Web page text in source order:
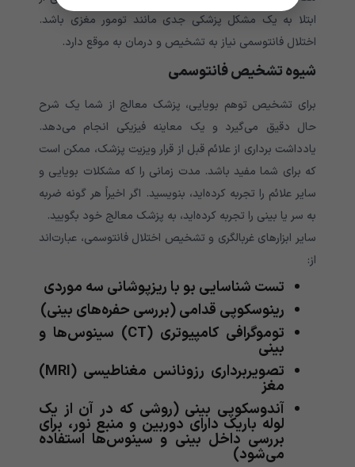
ابتلا به یک مشکل پزشکی جدی مانند تومور مغزی باشد.
اختلال فانتوسمی نیاز به تشخیص و درمان به موقع دارد.
شیوه تشخیص فانتوسمی
برای تشخیص توهم بویایی، پزشک معالج از شما یک شرح
حال دقیق می‌گیرد و یک معاینه فیزیکی انجام می‌دهد.
یادداشت برداری از علائم قبل از قرار ویزیت پزشک، ممکن است
که برای شما مفید باشد. مدت زمانی را که مشکلات بویایی و
سایر علائم را تجربه کرده‌اید، بنویسید. اگر اخیراً هر گونه ضربه
به سر یا بینی را تجربه کرده‌اید، به پزشک معالج خود بگویید.
سایر ابزارهای غربالگری و تشخیص اختلال فانتوسمی، عبارت‌اند
از:
تست شناسایی بو با ریزپوشانی سه موردی
رینوسکوپی قدامی (بررسی حفره‌های بینی)
توموگرافی کامپیوتری (CT) سینوس‌ها و
بینی
تصویربرداری رزونانس مغناطیسی (MRI)
مغز
آندوسکوپی بینی (روشی که در آن از یک
لوله باریک دارای دوربین و منبع نور، برای
بررسی داخل بینی و سینوس‌ها استفاده
می‌شود)